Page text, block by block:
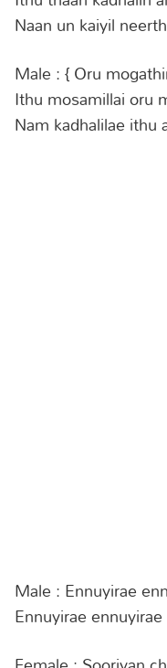
Naan un kaiyil
Male : { Oru
Ithu mosamillai oru
Nam kadhalilae ithu
Male : Ennuyirae
Ennuyirae